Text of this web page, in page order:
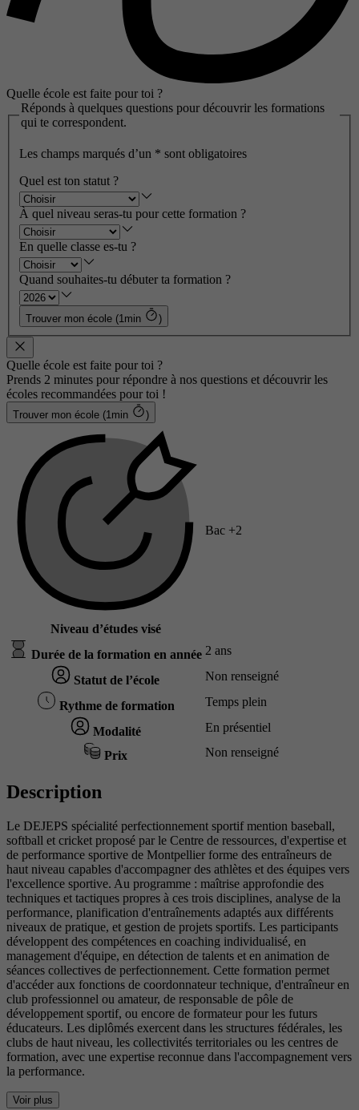
Quelle école est faite pour toi ?
Réponds à quelques questions pour découvrir les formations
qui te correspondent.
Les champs marqués d’un * sont obligatoires
Quel est ton statut ?
À quel niveau seras-tu pour cette formation ?
En quelle classe es-tu ?
Quand souhaites-tu débuter ta formation ?
Trouver mon école (1min )
Quelle école est faite pour toi ?
Prends 2 minutes pour répondre à nos questions et découvrir les
écoles recommandées pour toi !
Trouver mon école (1min )
Niveau d’études visé
Bac +2
Durée de la formation en année 2 ans
Statut de l’école Non renseigné
Rythme de formation Temps plein
Modalité En présentiel
Prix Non renseigné
Description
Le DEJEPS spécialité perfectionnement sportif mention baseball,
softball et cricket proposé par le Centre de ressources, d'expertise et
de performance sportive de Montpellier forme des entraîneurs de
haut niveau capables d'accompagner des athlètes et des équipes vers
l'excellence sportive. Au programme : maîtrise approfondie des
techniques et tactiques propres à ces trois disciplines, analyse de la
performance, planification d'entraînements adaptés aux différents
niveaux de pratique, et gestion de projets sportifs. Les participants
développent des compétences en coaching individualisé, en
management d'équipe, en détection de talents et en animation de
séances collectives de perfectionnement. Cette formation permet
d'accéder aux fonctions de coordonnateur technique, d'entraîneur en
club professionnel ou amateur, de responsable de pôle de
développement sportif, ou encore de formateur pour les futurs
éducateurs. Les diplômés exercent dans les structures fédérales, les
clubs de haut niveau, les collectivités territoriales ou les centres de
formation, avec une expertise reconnue dans l'accompagnement vers
la performance.
Voir plus